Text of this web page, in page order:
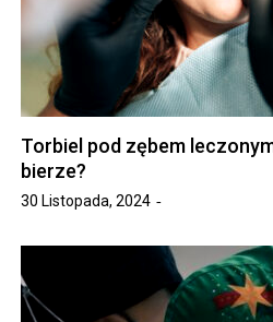
Torbiel pod zębem
bierze?
30 Listopada, 2024